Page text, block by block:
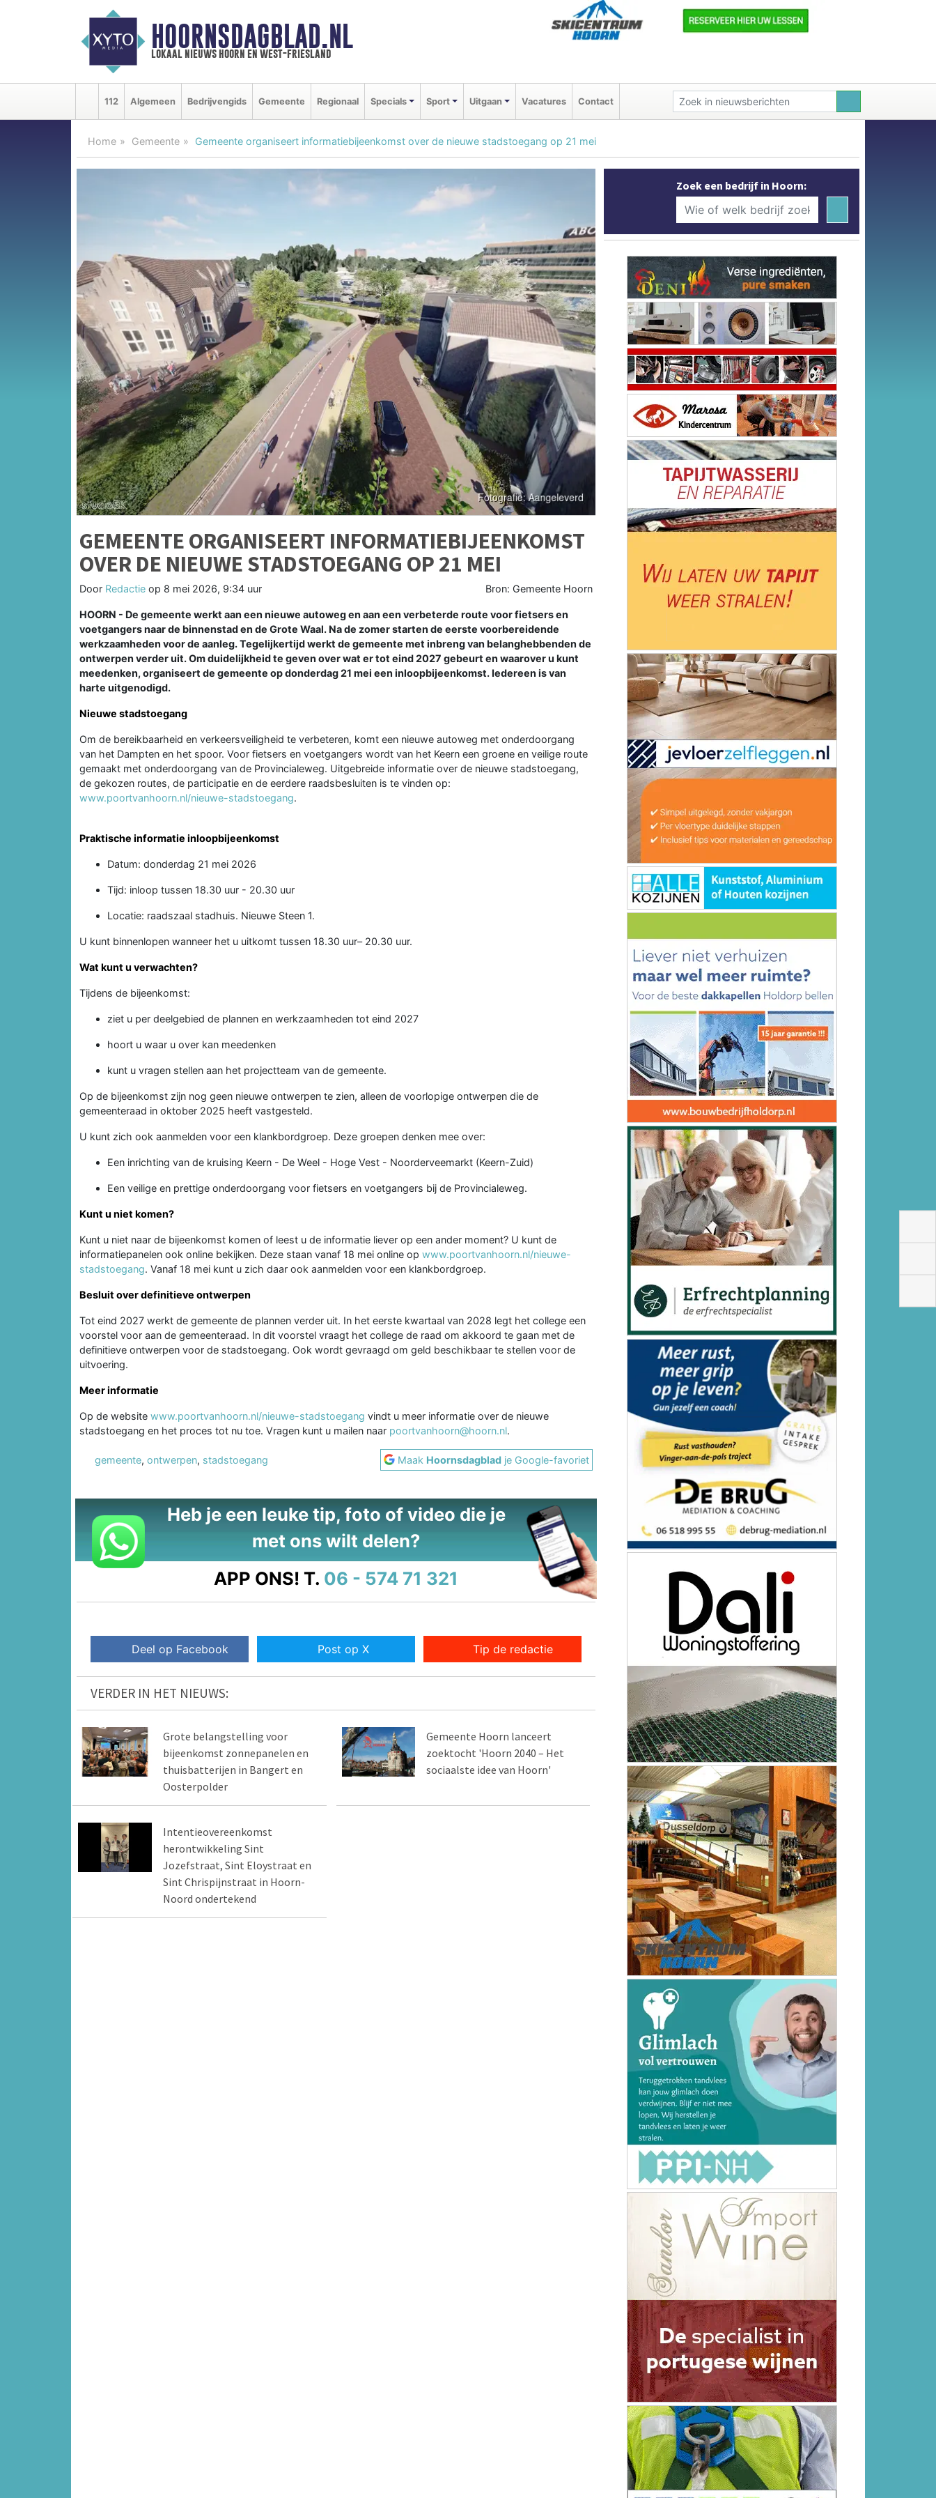
HOORNSDAGBLAD.NL
lokaal nieuws hoorn en west-friesland
112 Algemeen Bedrijvengids Gemeente Regionaal Specials Sport Uitgaan Vacatures Contact
Home Gemeente Gemeente organiseert informatiebijeenkomst over de nieuwe stadstoegang op 21 mei
GEMEENTE ORGANISEERT INFORMATIEBIJEENKOMST
OVER DE NIEUWE STADSTOEGANG OP 21 MEI
Door Redactie op 8 mei 2026, 9:34 uur Bron: Gemeente Hoorn
HOORN - De gemeente werkt aan een nieuwe autoweg en aan een verbeterde route voor fietsers en
voetgangers naar de binnenstad en de Grote Waal. Na de zomer starten de eerste voorbereidende
werkzaamheden voor de aanleg. Tegelijkertijd werkt de gemeente met inbreng van belanghebbenden de
ontwerpen verder uit. Om duidelijkheid te geven over wat er tot eind 2027 gebeurt en waarover u kunt
meedenken, organiseert de gemeente op donderdag 21 mei een inloopbijeenkomst. Iedereen is van
harte uitgenodigd.
Nieuwe stadstoegang
Om de bereikbaarheid en verkeersveiligheid te verbeteren, komt een nieuwe autoweg met onderdoorgang
van het Dampten en het spoor. Voor fietsers en voetgangers wordt van het Keern een groene en veilige route
gemaakt met onderdoorgang van de Provincialeweg. Uitgebreide informatie over de nieuwe stadstoegang,
de gekozen routes, de participatie en de eerdere raadsbesluiten is te vinden op:
www.poortvanhoorn.nl/nieuwe-stadstoegang.
Praktische informatie inloopbijeenkomst
Datum: donderdag 21 mei 2026
Tijd: inloop tussen 18.30 uur - 20.30 uur
Locatie: raadszaal stadhuis. Nieuwe Steen 1.
U kunt binnenlopen wanneer het u uitkomt tussen 18.30 uur– 20.30 uur.
Wat kunt u verwachten?
Tijdens de bijeenkomst:
ziet u per deelgebied de plannen en werkzaamheden tot eind 2027
hoort u waar u over kan meedenken
kunt u vragen stellen aan het projectteam van de gemeente.
Op de bijeenkomst zijn nog geen nieuwe ontwerpen te zien, alleen de voorlopige ontwerpen die de
gemeenteraad in oktober 2025 heeft vastgesteld.
U kunt zich ook aanmelden voor een klankbordgroep. Deze groepen denken mee over:
Een inrichting van de kruising Keern - De Weel - Hoge Vest - Noorderveemarkt (Keern-Zuid)
Een veilige en prettige onderdoorgang voor fietsers en voetgangers bij de Provincialeweg.
Kunt u niet komen?
Kunt u niet naar de bijeenkomst komen of leest u de informatie liever op een ander moment? U kunt de
informatiepanelen ook online bekijken. Deze staan vanaf 18 mei online op www.poortvanhoorn.nl/nieuwe-
stadstoegang. Vanaf 18 mei kunt u zich daar ook aanmelden voor een klankbordgroep.
Besluit over definitieve ontwerpen
Tot eind 2027 werkt de gemeente de plannen verder uit. In het eerste kwartaal van 2028 legt het college een
voorstel voor aan de gemeenteraad. In dit voorstel vraagt het college de raad om akkoord te gaan met de
definitieve ontwerpen voor de stadstoegang. Ook wordt gevraagd om geld beschikbaar te stellen voor de
uitvoering.
Meer informatie
Op de website www.poortvanhoorn.nl/nieuwe-stadstoegang vindt u meer informatie over de nieuwe
stadstoegang en het proces tot nu toe. Vragen kunt u mailen naar poortvanhoorn@hoorn.nl.
gemeente, ontwerpen, stadstoegang Maak Hoornsdagblad je Google-favoriet
Heb je een leuke tip, foto of video die je
met ons wilt delen?
APP ONS! T. 06 - 574 71 321
Deel op Facebook Post op X Tip de redactie
VERDER IN HET NIEUWS:
Grote belangstelling voor
bijeenkomst zonnepanelen en
thuisbatterijen in Bangert en
Oosterpolder
Gemeente Hoorn lanceert
zoektocht 'Hoorn 2040 – Het
sociaalste idee van Hoorn'
Intentieovereenkomst
herontwikkeling Sint
Jozefstraat, Sint Eloystraat en
Sint Chrispijnstraat in Hoorn-
Noord ondertekend
Zoek een bedrijf in Hoorn: